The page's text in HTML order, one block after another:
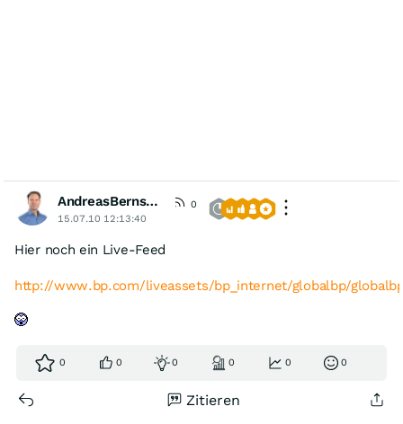
AndreasBernstein [VIP]
0
15.07.10 12:13:40
Hier noch ein Live-Feed
http://www.bp.com/liveassets/bp_internet/globalbp/
0 0 0 0 0 0
Zitieren